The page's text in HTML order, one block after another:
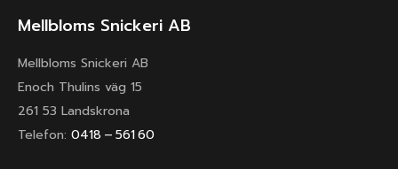
Mellbloms Snickeri AB
Mellbloms Snickeri AB
Enoch Thulins väg 15
261 53 Landskrona
Telefon: 0418 – 561 60